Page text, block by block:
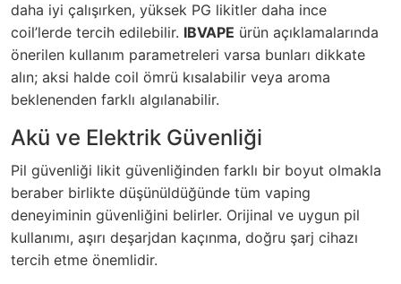
daha iyi çalışırken, yüksek PG likitler daha ince
coil’lerde tercih edilebilir. IBVAPE ürün açıklamalarında
önerilen kullanım parametreleri varsa bunları dikkate
alın; aksi halde coil ömrü kısalabilir veya aroma
beklenenden farklı algılanabilir.
Akü ve Elektrik Güvenliği
Pil güvenliği likit güvenliğinden farklı bir boyut olmakla
beraber birlikte düşünüldüğünde tüm vaping
deneyiminin güvenliğini belirler. Orijinal ve uygun pil
kullanımı, aşırı deşarjdan kaçınma, doğru şarj cihazı
tercih etme önemlidir.